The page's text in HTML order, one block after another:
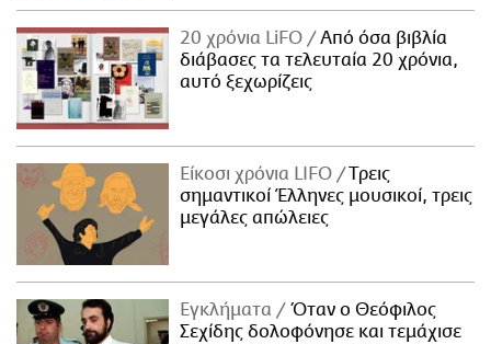
20 χρόνια LiFO
Από όσα βιβλία
διάβασες τα τελευταία 20 χρόνια,
αυτό ξεχωρίζεις
Είκοσι χρόνια LIFO
Tρεις
σημαντικοί Έλληνες μουσικοί, τρεις
μεγάλες απώλειες
Εγκλήματα
Όταν ο Θεόφιλος
Σεχίδης δολοφόνησε και τεμάχισε